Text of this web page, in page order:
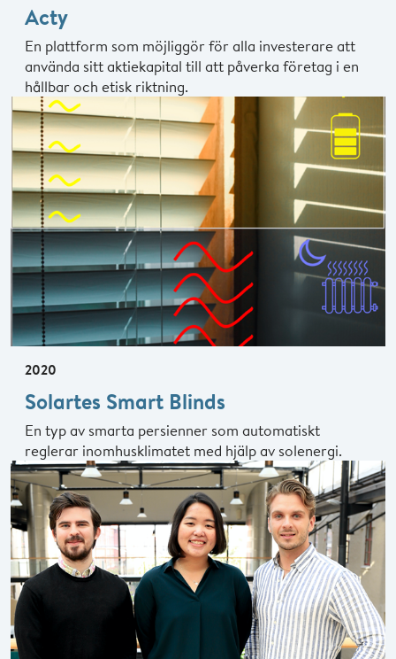
Acty
En plattform som möjliggör för alla investerare att
använda sitt aktiekapital till att påverka företag i en
hållbar och etisk riktning.
2020
Solartes Smart Blinds
En typ av smarta persienner som automatiskt
reglerar inomhusklimatet med hjälp av solenergi.